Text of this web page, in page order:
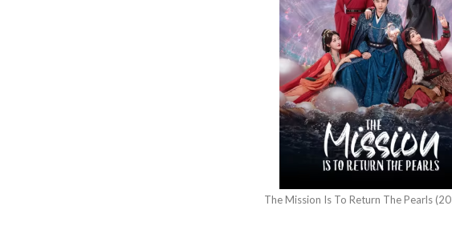
The Mission Is To Return The Pearls